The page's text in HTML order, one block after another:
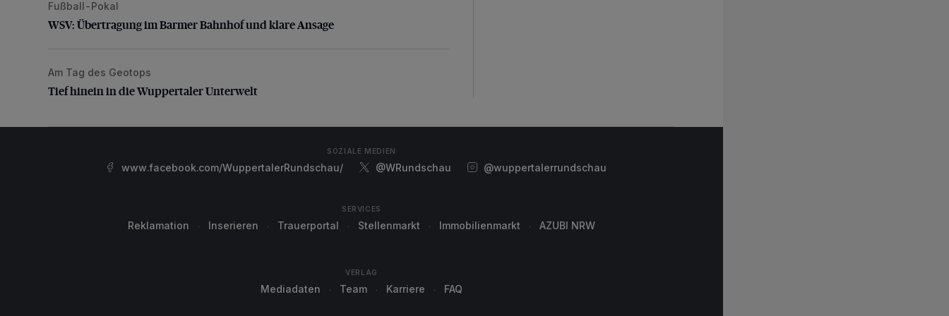
WSV: Übertragung im Barmer Bahnhof und klare Ansage
Fußball-Pokal
WSV: Übertragung im Barmer Bahnhof und klare Ansage
Tief hinein in die Wuppertaler Unterwelt
Am Tag des Geotops
Tief hinein in die Wuppertaler Unterwelt
SOZIALE MEDIEN
www.facebook.com/WuppertalerRundschau/ @WRundschau @wuppertalerrundschau
SERVICES
Reklamation Inserieren Trauerportal Stellenmarkt Immobilienmarkt AZUBI NRW
VERLAG
Mediadaten Team Karriere FAQ